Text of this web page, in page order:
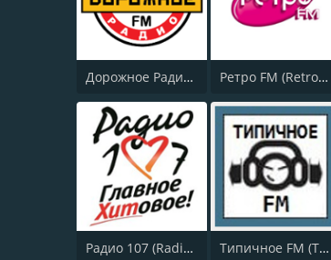
Дорожное Радио (Dorojnoe Radio) Ретро FM (Retro FM)
Радио 107 (Radio 107) Типичное FM (Tipichnoye FM)